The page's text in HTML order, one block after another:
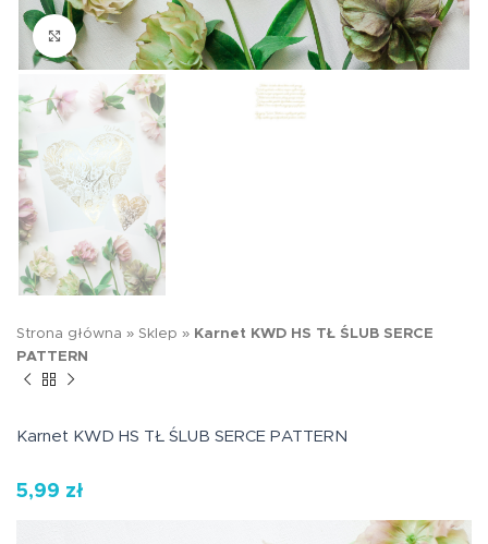
Kliknij aby powiększyć
Strona główna » Sklep » Karnet KWD HS TŁ ŚLUB SERCE
PATTERN
Karnet KWD HS TŁ ŚLUB SERCE PATTERN
5,99 zł